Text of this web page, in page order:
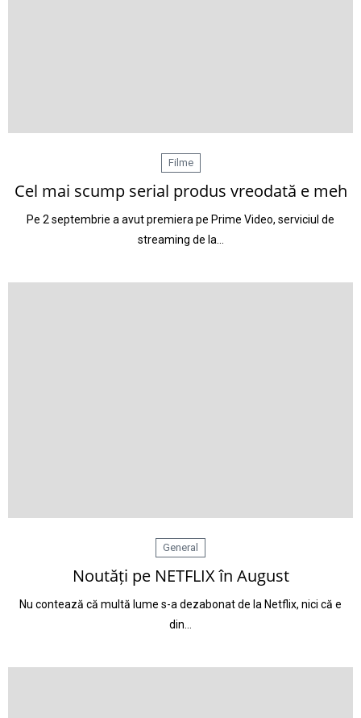
Filme
Cel mai scump serial produs vreodată e meh
Pe 2 septembrie a avut premiera pe Prime Video, serviciul de
streaming de la…
General
Noutăți pe NETFLIX în August
Nu contează că multă lume s-a dezabonat de la Netflix, nici că e
din…